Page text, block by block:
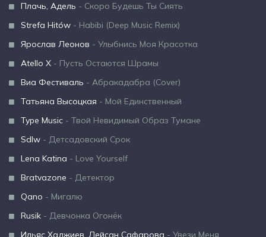
Плачь, Адель - Скоро Будешь Ты Сиять
Strefa Hitów - Habibi (Deep Music Remix)
Ярослав Леонов - Улыбнись Моя Красотка
Atello X - Пусть Остаются Шрамы
Виа Фестиваль - Абракадабра (Cover)
Татьяна Высоцкая - Мой Единственный
Type Music - Твой Невидимый Образ Тумане
Sdlw - Детсадовский Срок
Lena Katina - Love Yourself
Bratvazone - Детектор
Qano - Мигалю
Rusik - Девчонка Огонёк
Ильяс Хаджиев, Лейсан Сафарова - Увези Меня